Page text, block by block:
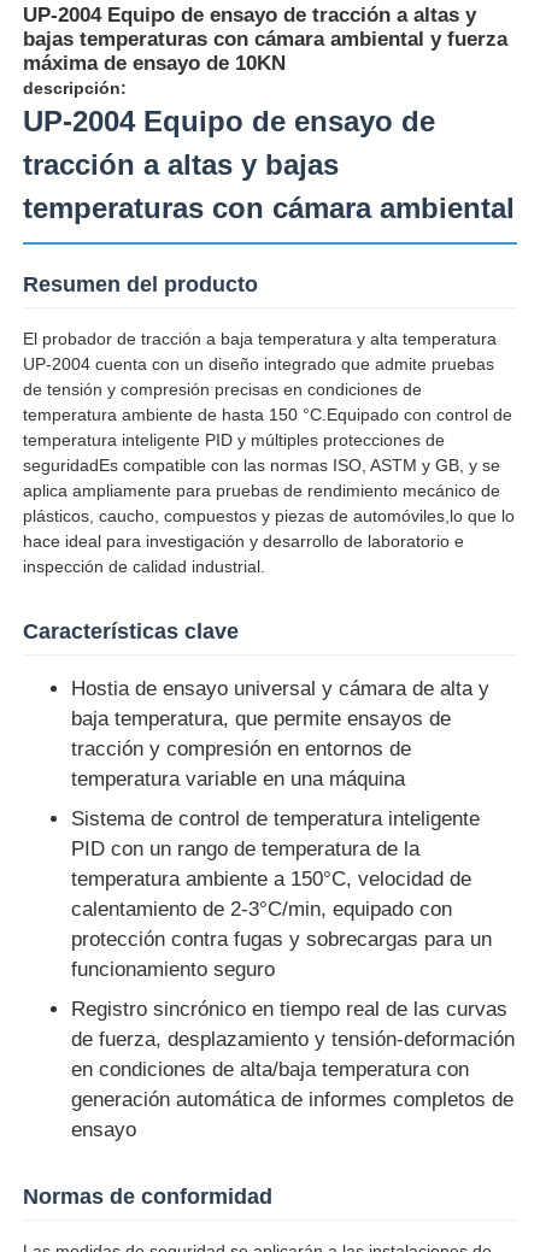
Inicio
Productos
Sobre nosotros
Visita a la fábrica
Contacto
Solicitar una cotización
Equipo de la prueba de laboratorio
Cámara de pruebas ambientales
Máquina de prueba universal
Máquina de prueba de impacto
Máquina de prueba de la abrasión
equipo de prueba de goma
Equipos de prueba de calzado
Equipo de ensayo de materiales de construcción
UP-2004 Equipo de ensayo de tracción a altas y
bajas temperaturas con cámara ambiental y fuerza
máxima de ensayo de 10KN
descripción:
UP-2004 Equipo de ensayo de
tracción a altas y bajas
temperaturas con cámara ambiental
Resumen del producto
El probador de tracción a baja temperatura y alta temperatura
UP-2004 cuenta con un diseño integrado que admite pruebas
de tensión y compresión precisas en condiciones de
temperatura ambiente de hasta 150 °C.Equipado con control de
temperatura inteligente PID y múltiples protecciones de
seguridadEs compatible con las normas ISO, ASTM y GB, y se
aplica ampliamente para pruebas de rendimiento mecánico de
plásticos, caucho, compuestos y piezas de automóviles,lo que lo
hace ideal para investigación y desarrollo de laboratorio e
inspección de calidad industrial.
Características clave
Hostia de ensayo universal y cámara de alta y
baja temperatura, que permite ensayos de
tracción y compresión en entornos de
temperatura variable en una máquina
Sistema de control de temperatura inteligente
PID con un rango de temperatura de la
temperatura ambiente a 150°C, velocidad de
calentamiento de 2-3°C/min, equipado con
protección contra fugas y sobrecargas para un
funcionamiento seguro
Registro sincrónico en tiempo real de las curvas
de fuerza, desplazamiento y tensión-deformación
en condiciones de alta/baja temperatura con
generación automática de informes completos de
ensayo
Normas de conformidad